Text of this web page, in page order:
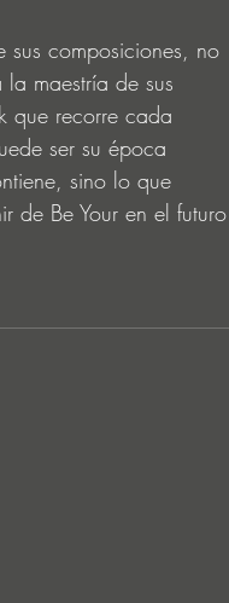
sus composiciones, no
maestría de sus
que recorre cada
ser su época
sino lo que
de Be Your en el futuro